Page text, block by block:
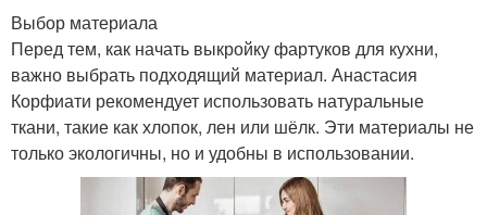
Выбор материала
Перед тем, как начать выкройку фартуков для кухни,
важно выбрать подходящий материал. Анастасия
Корфиати рекомендует использовать натуральные
ткани, такие как хлопок, лен или шёлк. Эти материалы не
только экологичны, но и удобны в использовании.